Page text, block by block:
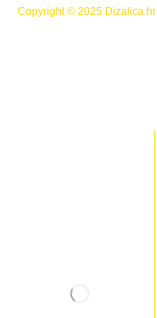
Copyright © 2025 Dizalica.hr